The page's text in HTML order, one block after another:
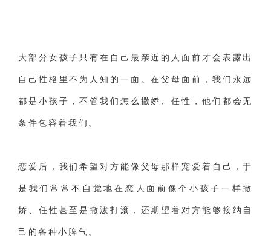
备孕 产后恢复 减肥 月子 婴儿辅食
产妇食谱 同性恋 交往 搭讪 光棍节
交流沟通 约会 情感语录 情商 两性健康
大部分女孩子只有在自己最亲近的人面前才会表露出
自己性格里不为人知的一面。在父母面前，我们永远
都是小孩子，不管我们怎么撒娇、任性，他们都会无
条件包容着我们。
恋爱后，我们希望对方能像父母那样宠爱着自己，于
是我们常常不自觉地在恋人面前像个小孩子一样撒
娇、任性甚至是撒泼打滚，还期望着对方能够接纳自
己的各种小脾气。